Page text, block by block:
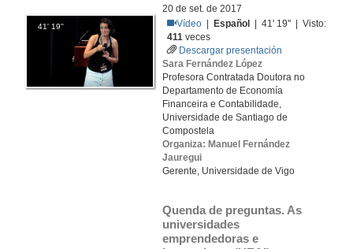
41' 19''
20 de set. de 2017
Vídeo
Español
| 41' 19'' | Visto:
411 veces
Descargar presentación
Sara Fernández López
Profesora Contratada Doutora no
Departamento de Economía
Financeira e Contabilidade,
Universidade de Santiago de
Compostela
Organiza: Manuel Fernández
Jauregui
Gerente, Universidade de Vigo
Quenda de preguntas. As
universidades
emprendedoras e